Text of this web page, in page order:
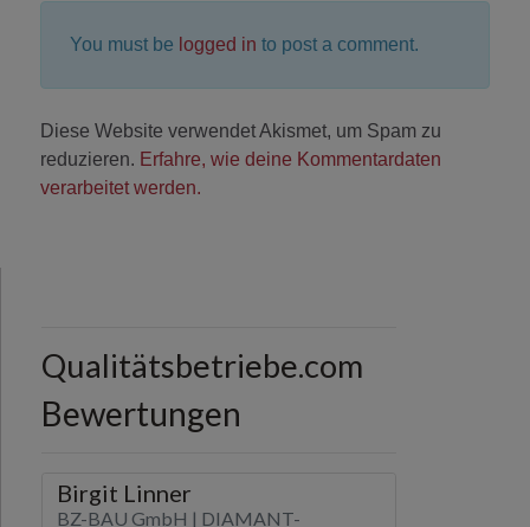
You must be logged in to post a comment.
Diese Website verwendet Akismet, um Spam zu
reduzieren. Erfahre, wie deine Kommentardaten
verarbeitet werden.